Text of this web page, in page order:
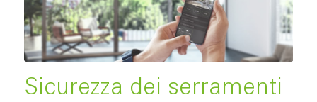
Sicurezza dei serramenti